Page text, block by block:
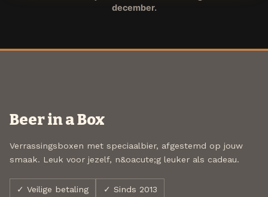
december.
Beer in a Box
Verrassingsboxen met speciaalbier, afgestemd op jouw
smaak. Leuk voor jezelf, n&oacute;g leuker als cadeau.
✓ Veilige betaling ✓ Sinds 2013